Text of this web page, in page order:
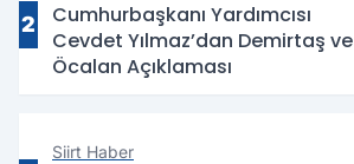
2
Cumhurbaşkanı Yardımcısı
Cevdet Yılmaz’dan Demirtaş ve
Öcalan Açıklaması
Siirt Haber